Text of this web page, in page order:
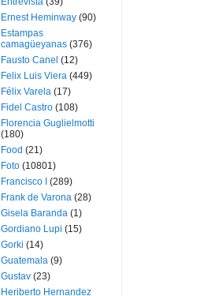
Ernest Heminway (90)
Estampas
camagüeyanas (376)
Fausto Canel (12)
Felix Luis Viera (449)
Félix Varela (17)
Fidel Castro (108)
Florencia Guglielmotti
(180)
Food (21)
Foto (10801)
Francisco I
(289)
Frank de Varona (28)
Gisela Baranda (1)
Gordiano Lupi (15)
Gorki (14)
Guatemala (9)
Gustav (23)
Heriberto Hernandez